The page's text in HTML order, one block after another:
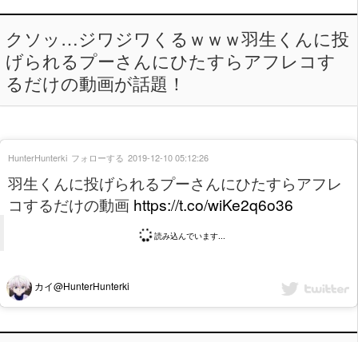
クソッ…ジワジワくるｗｗｗ羽生くんに投
げられるプーさんにひたすらアフレコす
るだけの動画が話題！
羽生くんに投げられるプーさんにひたすらアフレ
コするだけの動画 https://t.co/wiKe2q6o36
読み込んでいます...
カイ@HunterHunterki
HunterHunterki フォローする 2019-12-10 05:12:26